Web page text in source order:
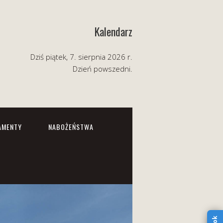
Kalendarz
Dziś piątek, 7. sierpnia 2026 r.
Dzień powszedni.
NABOŻEŃSTWA